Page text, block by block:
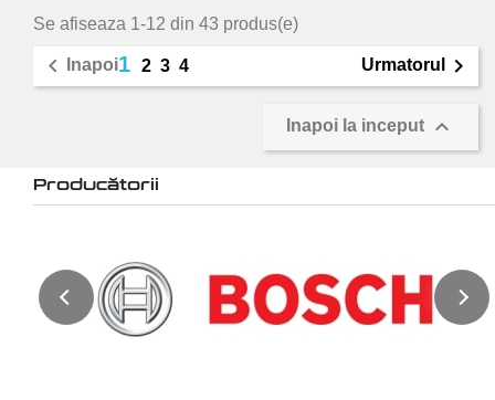
Se afiseaza 1-12 din 43 produs(e)
 Inapoi1 2 3 4 Urmatorul 
Inapoi la inceput 
Producătorii